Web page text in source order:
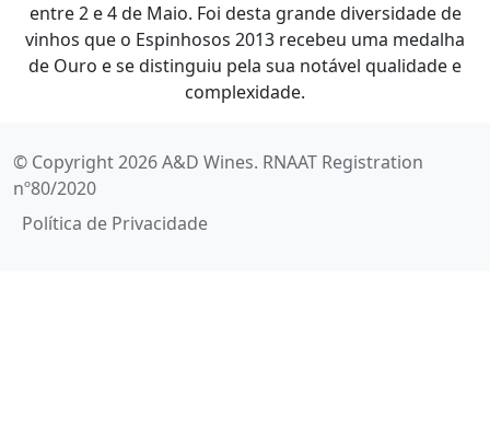
entre 2 e 4 de Maio. Foi desta grande diversidade de
vinhos que o Espinhosos 2013 recebeu uma medalha
de Ouro e se distinguiu pela sua notável qualidade e
complexidade.
© Copyright 2026 A&D Wines. RNAAT Registration
nº80/2020
Política de Privacidade